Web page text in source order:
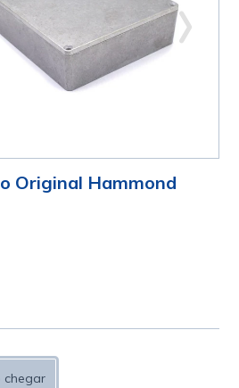
Original Hammond
chegar